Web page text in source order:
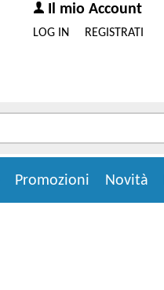
Il mio Account
REGISTRATI
LOG IN
Novità
Promozioni